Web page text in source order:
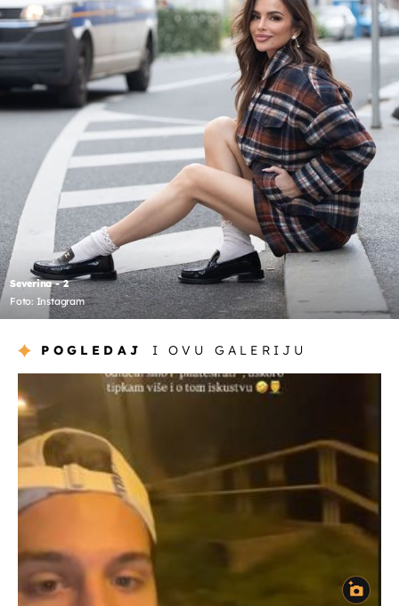
Severina - 2
Foto: Instagram
POGLEDAJ I OVU GALERIJU